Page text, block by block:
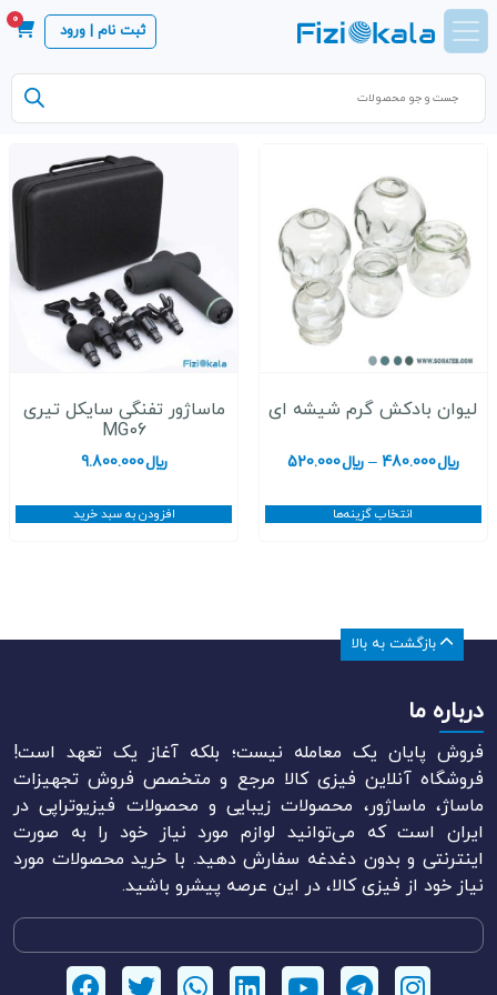
ثبت نام | ورود
0
Products
search
لیوان بادکش گرم شیشه ای
﷼480.000
– ﷼520.000محدوده
﷼480.000
تا
انتخاب گزینه‌ها
ماساژور تفنگی سایکل تیری
MG06
﷼9.800.000
افزودن به سبد خرید
درباره ما
فروش پایان یک معامله نیست؛ بلکه آغاز یک تعهد است!
فروشگاه آنلاین فیزی کالا مرجع و متخصص فروش تجهیزات
ماساژ، ماساژور، محصولات زیبایی و محصولات فیزیوتراپی در
ایران است که می‌توانید لوازم مورد نیاز خود را به صورت
اینترنتی و بدون دغدغه سفارش دهید. با خرید محصولات مورد
نیاز خود از فیزی کالا، در این عرصه پیشرو باشید.
بازگشت به بالا